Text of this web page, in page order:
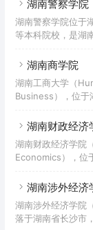
前身为创办于
升格为全日制普通
湖南警察学院
湖南警察学院位于
等本科院校，是湖
先后经历了湖南省
等阶段，历经更名
批准组建湖南警察
湖南商学院
湖南工商大学（
Business），位于
选湖南省2011计划
内一流学科建设高
学位授予立项建设
国高校实践育人创
湖南财政经济
湖南财政经济学
Economics），位
试点工程单位”。
厚生会计讲习所改
补习学校由湖南省
校，由私立改为公
湖南涉外经济
湖南涉外经济学
落于湖南省长沙市